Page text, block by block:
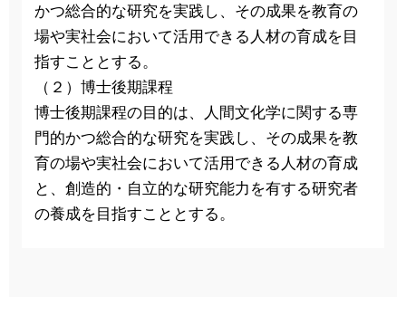
かつ総合的な研究を実践し、その成果を教育の
場や実社会において活用できる人材の育成を目
指すこととする。
（２）博士後期課程
博士後期課程の目的は、人間文化学に関する専
門的かつ総合的な研究を実践し、その成果を教
育の場や実社会において活用できる人材の育成
と、創造的・自立的な研究能力を有する研究者
の養成を目指すこととする。